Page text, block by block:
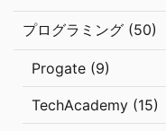
プログラミング (50)
Progate (9)
TechAcademy (15)